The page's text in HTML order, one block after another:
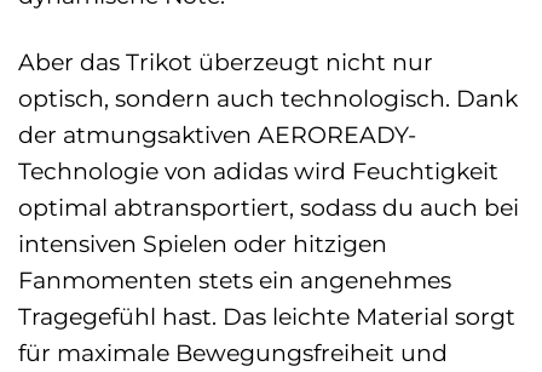
Aber das Trikot überzeugt nicht nur
optisch, sondern auch technologisch. Dank
der atmungsaktiven AEROREADY-
Technologie von adidas wird Feuchtigkeit
optimal abtransportiert, sodass du auch bei
intensiven Spielen oder hitzigen
Fanmomenten stets ein angenehmes
Tragegefühl hast. Das leichte Material sorgt
für maximale Bewegungsfreiheit und